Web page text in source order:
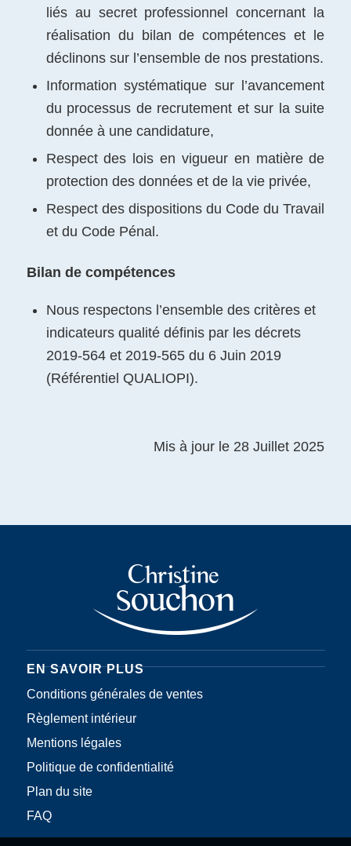
liés au secret professionnel concernant la
réalisation du bilan de compétences et le
déclinons sur l’ensemble de nos prestations.
Information systématique sur l’avancement
du processus de recrutement et sur la suite
donnée à une candidature,
Respect des lois en vigueur en matière de
protection des données et de la vie privée,
Respect des dispositions du Code du Travail
et du Code Pénal.
Bilan de compétences
Nous respectons l’ensemble des critères et
indicateurs qualité définis par les décrets
2019-564 et 2019-565 du 6 Juin 2019
(Référentiel QUALIOPI).
Mis à jour le 28 Juillet 2025
EN SAVOIR PLUS
Conditions générales de ventes
Règlement intérieur
Mentions légales
Politique de confidentialité
Plan du site
FAQ